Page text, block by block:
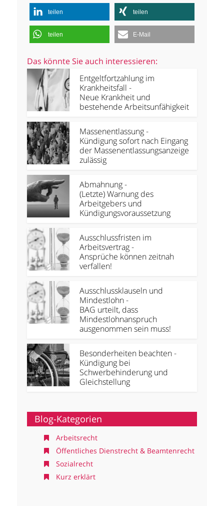
teilen teilen
teilen E-Mail
Das könnte Sie auch interessieren:
Entgeltfortzahlung im
Krankheitsfall -
Neue Krankheit und
bestehende Arbeitsunfähigkeit
Massenentlassung -
Kündigung sofort nach Eingang
der Massenentlassungsanzeige
zulässig
Abmahnung -
(Letzte) Warnung des
Arbeitgebers und
Kündigungsvoraussetzung
Ausschlussfristen im
Arbeitsvertrag -
Ansprüche können zeitnah
verfallen!
Ausschlussklauseln und
Mindestlohn -
BAG urteilt, dass
Mindestlohnanspruch
ausgenommen sein muss!
Besonderheiten beachten -
Kündigung bei
Schwerbehinderung und
Gleichstellung
Blog-Kategorien
Arbeitsrecht
Öffentliches Dienstrecht & Beamtenrecht
Sozialrecht
Kurz erklärt